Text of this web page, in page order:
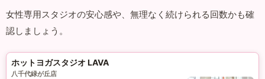
女性専用スタジオの安心感や、無理なく続けられる回数かも確
認しましょう。
ホットヨガスタジオ LAVA
八千代緑が丘店